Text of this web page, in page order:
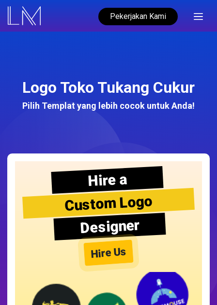
Pekerjakan Kami
Logo Toko Tukang Cukur
Pilih Templat yang lebih cocok untuk Anda!
Hire a
Custom Logo
Designer
Hire Us